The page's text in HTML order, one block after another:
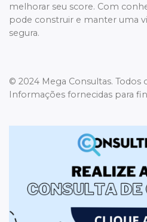
melhorar seu score. Com
pode construir e manter uma
segura.
© 2024 Mega Consultas. Todos
Informações fornecidas para